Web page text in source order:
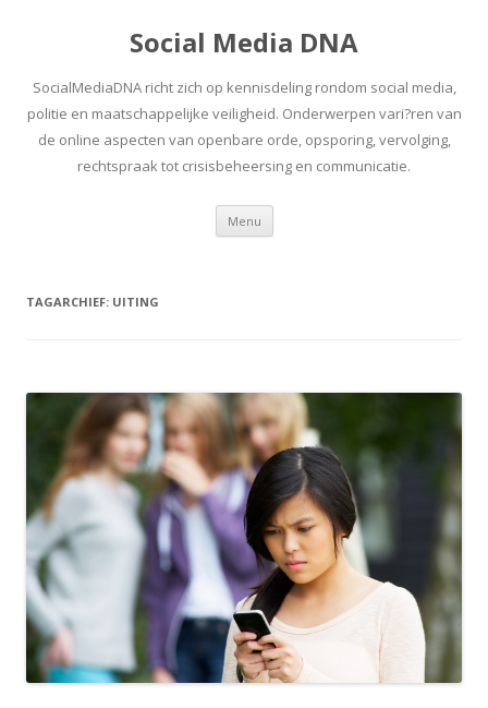
Social Media DNA
SocialMediaDNA richt zich op kennisdeling rondom social media,
politie en maatschappelijke veiligheid. Onderwerpen vari?ren van
de online aspecten van openbare orde, opsporing, vervolging,
rechtspraak tot crisisbeheersing en communicatie.
Menu Spring
inhoud
TAGARCHIEF: UITING